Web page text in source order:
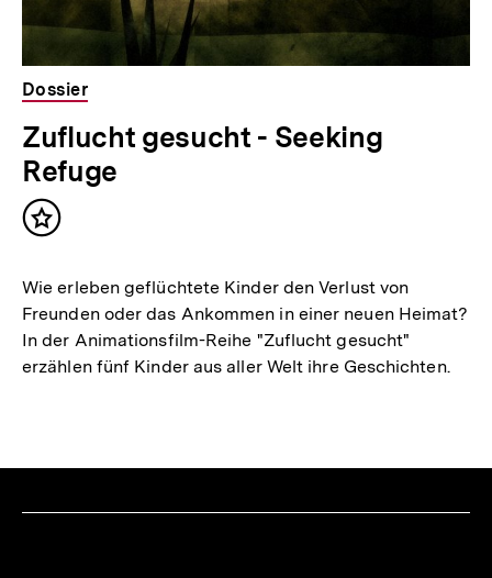
Dossier
Zuflucht gesucht - Seeking
Refuge
Inhalt
Wie erleben geflüchtete Kinder den Verlust von
Freunden oder das Ankommen in einer neuen Heimat?
In der Animationsfilm-Reihe "Zuflucht gesucht"
erzählen fünf Kinder aus aller Welt ihre Geschichten.